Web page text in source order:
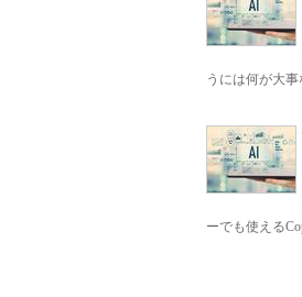
うには何が大事
ーでも使える